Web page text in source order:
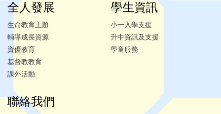
全人發展
生命教育主題
輔導成長資源
資優教育
基督教教育
課外活動
學生資訊
小一入學支援
升中資訊及支援
學童服務
聯絡我們